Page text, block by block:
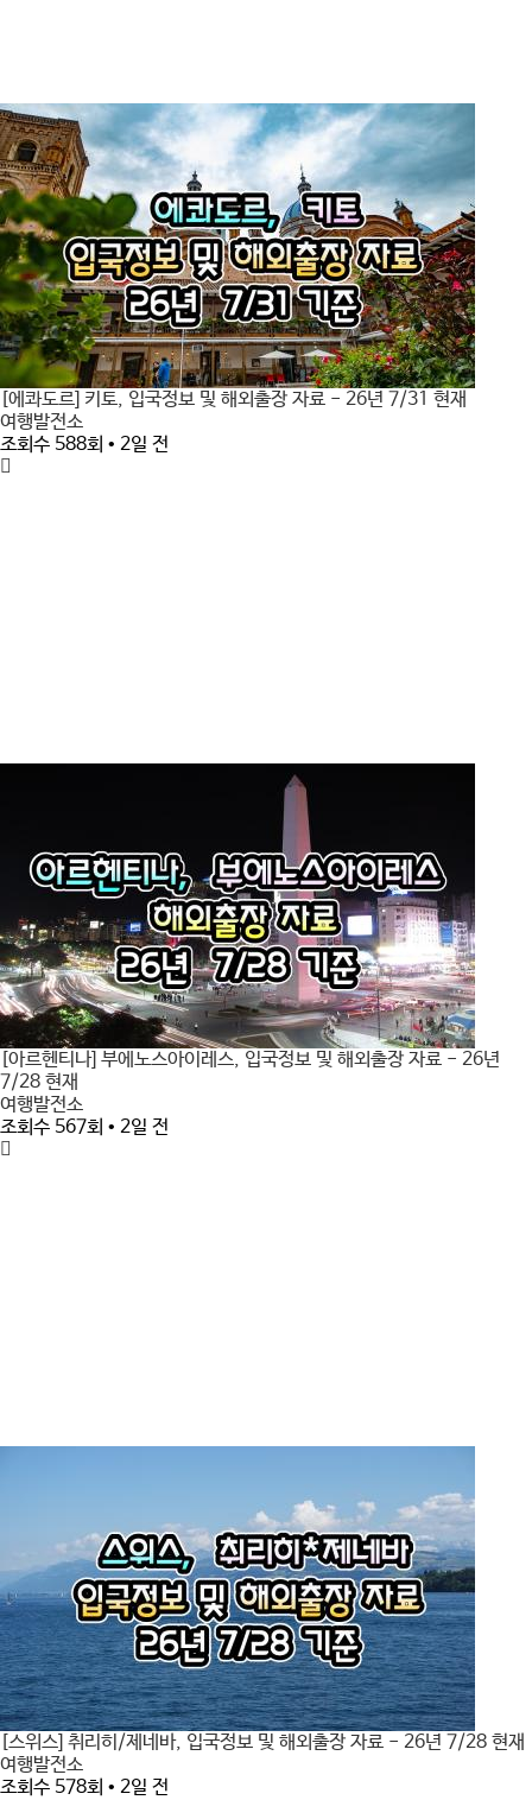
[에콰도르] 키토, 입국정보 및 해외출장 자료 - 26년 7/31 현재
여행발전소
조회수 588회 • 2일 전
[아르헨티나] 부에노스아이레스, 입국정보 및 해외출장 자료 - 26년
7/28 현재
여행발전소
조회수 567회 • 2일 전
[스위스] 취리히/제네바, 입국정보 및 해외출장 자료 - 26년 7/28 현재
여행발전소
조회수 578회 • 2일 전